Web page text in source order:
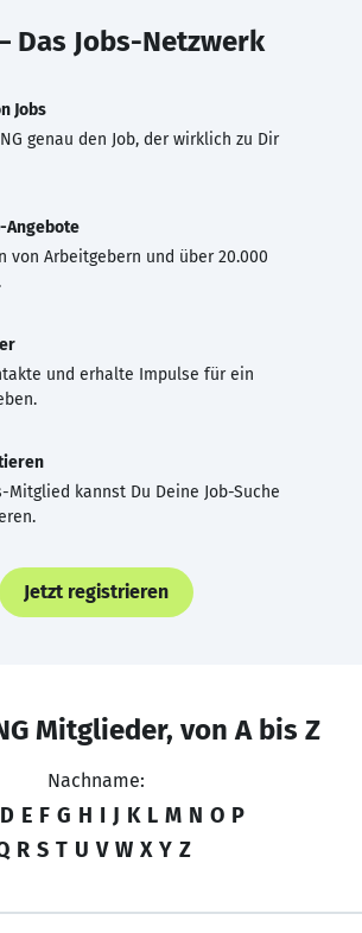
Das Jobs-Netzwerk
Jobs
genau den Job, der wirklich zu Dir
Angebote
von Arbeitgebern und über 20.000
und erhalte Impulse für ein
Mitglied kannst Du Deine Job-Suche
Jetzt registrieren
Mitglieder, von A bis Z
Nachname:
D E F G H I J K L M N O P
R S T U V W X Y Z